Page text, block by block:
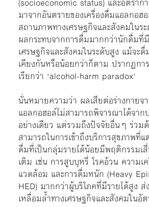
(socioeconomic status) และอัตราก
มาจากอันตรายของเครื่องดื่มแอลกอ
สถานภาพทางเศรษฐกิจและสังคมในร
ผลกระทบจากการดื่มมากกว่านักดื่มที่
เศรษฐกิจและสังคมในระดับสูง แม้จะ
เคียงกันหรือน้อยกว่าก็ตาม ปรากฏก
เรียกว่า ‘alcohol-harm paradox’
นั่นหมายความว่า ผลเสียต่อร่างกายจ
แอลกอฮอล์ไม่สามารถพิจารณาได้จา
อย่างเดียว แต่รวมถึงปัจจัยอื่นๆ ร่วม
สามารถในการเข้าถึงบริการสุขภาพที่
ดื่มที่เป็นกลุ่มรายได้น้อยมีพฤติกรรมเ
เติม เช่น การสูบบุหรี่ โรคอ้วน ความเ
แวดล้อม และการดื่มหนัก (Heavy
HED) มากกว่าผู้บริโภคที่มีรายได้สูง
เหลื่อมล้ำทางเศรษฐกิจและสังคมในอั